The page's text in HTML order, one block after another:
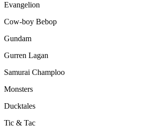
Evangelion
Cow-boy Bebop
Gundam
Gurren Lagan
Samurai Champloo
Monsters
Ducktales
Tic & Tac